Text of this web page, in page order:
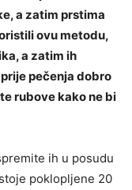
a zatim prstima
ovu metodu,
a zatim ih
pečenja dobro
rubove kako ne bi
ih u posudu
poklopljene 20